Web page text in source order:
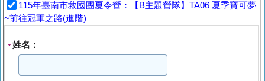
115年臺南市救國團夏令營：【B主題營隊】TA06 夏季寶可夢
~前往冠軍之路(進階)
* 姓名：